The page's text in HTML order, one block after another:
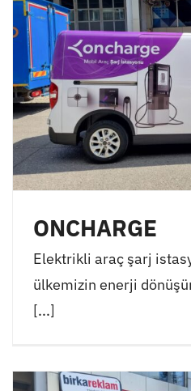
ONCHARGE
Elektrikli araç şarj
ülkemizin enerji
[...]